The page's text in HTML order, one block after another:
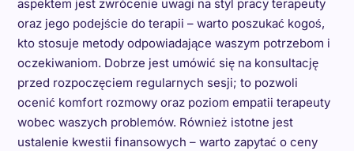
aspektem jest zwrócenie uwagi na styl pracy terapeuty
oraz jego podejście do terapii – warto poszukać kogoś,
kto stosuje metody odpowiadające waszym potrzebom i
oczekiwaniom. Dobrze jest umówić się na konsultację
przed rozpoczęciem regularnych sesji; to pozwoli
ocenić komfort rozmowy oraz poziom empatii terapeuty
wobec waszych problemów. Również istotne jest
ustalenie kwestii finansowych – warto zapytać o ceny